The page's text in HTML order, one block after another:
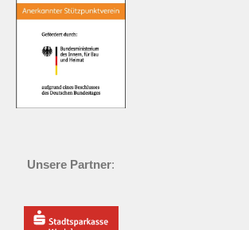
Unsere Partner: